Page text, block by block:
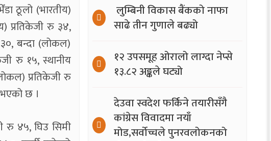
ठूलो (भारतीय)
प्रतिकेजी रु ३४,
बन्दा (लोकल)
रु १५, स्थानीय
प्रतिकेजी रु
छ ।
रु ४५, घिउ सिमी
लुम्बिनी विकास बैंकको नाफा
साढे तीन गुणाले बढ्यो
१२ उपसमूह ओरालो लाग्दा नेप्से
१३.८२ अङ्कले घट्यो
देउवा स्वदेश फर्किने तयारीसँगै
कांग्रेस विवादमा नयाँ
मोड,सर्वोच्चले पुनरवलोकनको